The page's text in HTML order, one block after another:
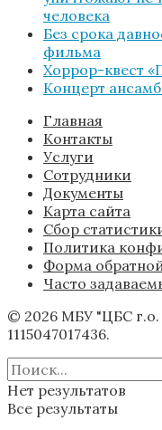
человека
Без срока
фильма
Хоррор-квест
Концерт
Главная
Контакты
Услуги
Сотрудники
Документы
Карта сайта
Сбор
Политика
Форма
Часто
© 2026 МБУ "ЦБС
1115047017436.
Нет результатов
Все результаты